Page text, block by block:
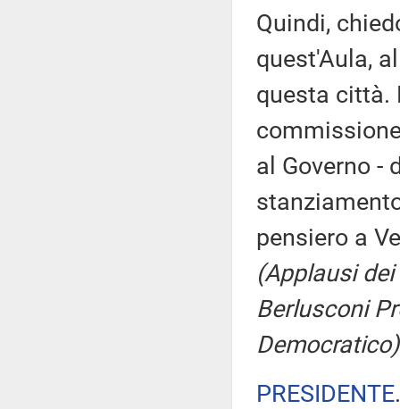
Quindi,
quest'Aula,
questa città.
al Governo -
pensiero a
(Applausi
Berlusconi
PRESIDENTE